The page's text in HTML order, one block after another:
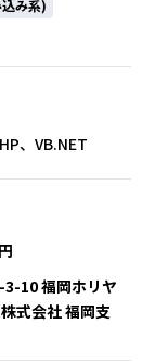
み系)
、VB.NET
10 福岡ホリヤ
式会社 福岡支